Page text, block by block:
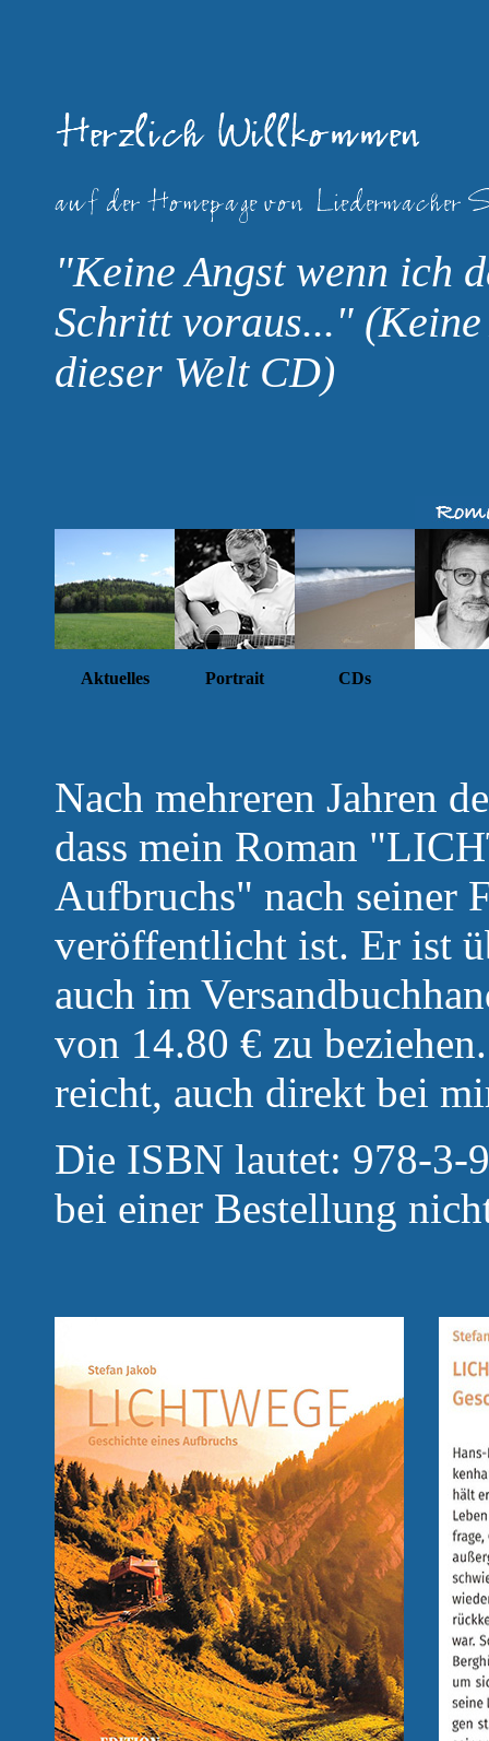
"Keine Angst wenn ich
Schritt voraus..."
dieser Welt CD)
Aktuelles Portrait CDs
Nach mehreren Jahren
dass mein Roman
Aufbruchs" nach seiner
veröffentlicht ist. Er ist
auch im
von 14.80 € zu
reicht, auch direkt bei
Die ISBN lautet: 978-3-
bei einer Bestellung